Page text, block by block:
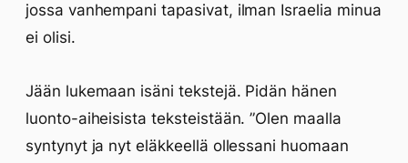
jossa vanhempani tapasivat, ilman Israelia minua
ei olisi.
Jään lukemaan isäni tekstejä. Pidän hänen
luonto-aiheisista teksteistään. ”Olen maalla
syntynyt ja nyt eläkkeellä ollessani huomaan